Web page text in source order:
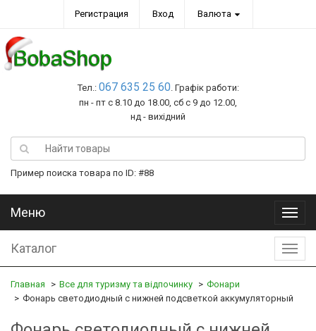
Регистрация Вход Валюта
Тел.: 067 635 25 60. Графік работи:
пн - пт с 8.10 до 18.00, сб с 9 до 12.00,
нд - вихідний
Пример поиска товара по ID: #88
Меню
Меню
Каталог
Главная Все для туризму та відпочинку
Фонари
Фонарь светодиодный с нижней подсветкой аккумуляторный